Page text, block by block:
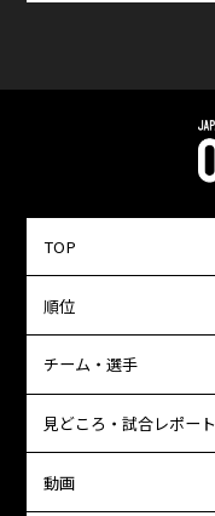
TOP
順位
チーム・選手
見どころ・試合レポート
動画